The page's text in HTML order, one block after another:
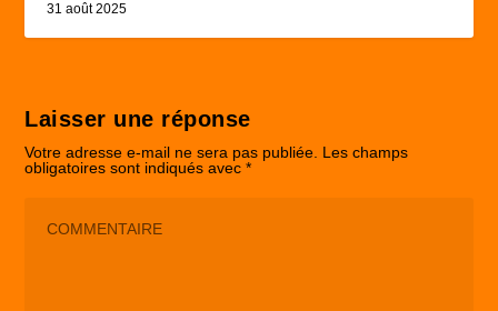
31 août 2025
Laisser une réponse
Votre adresse e-mail ne sera pas publiée. Les champs
obligatoires sont indiqués avec*